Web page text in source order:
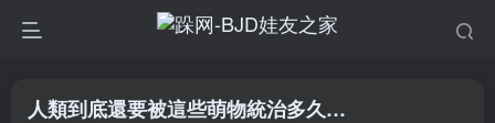
人類到底還要被這些萌物統治多久…